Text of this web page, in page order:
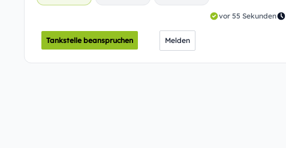
vor 55 Sekunden
Tankstelle beanspruchen Melden